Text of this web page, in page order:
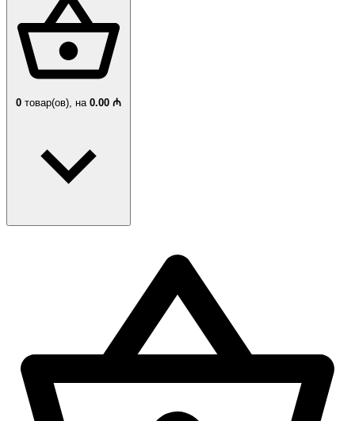
0 товар(ов), на 0.00 ₼